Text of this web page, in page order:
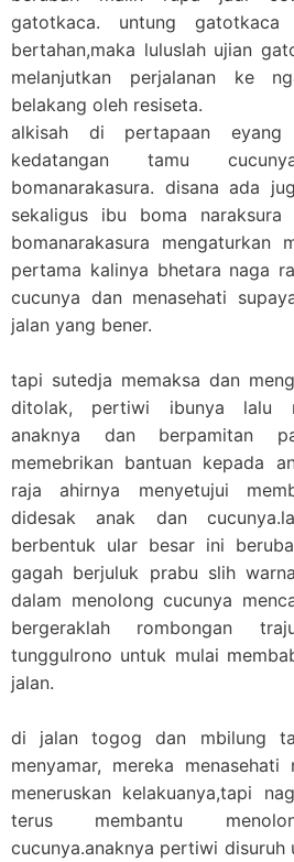
gatotkaca. untung
bertahan,maka luluslah ujian
melanjutkan perjalanan ke
belakang oleh resiseta.
alkisah di pertapaan
kedatangan tamu
bomanarakasura. disana ada
sekaligus ibu boma
bomanarakasura mengaturkan
pertama kalinya bhetara naga
cucunya dan menasehati
jalan yang bener.
tapi sutedja memaksa dan
ditolak, pertiwi ibunya lalu
anaknya dan berpamitan
memebrikan bantuan kepada
raja ahirnya menyetujui
didesak anak dan
berbentuk ular besar ini
gagah berjuluk prabu slih
dalam menolong cucunya
bergeraklah rombongan
tunggulrono untuk mulai
jalan.
di jalan togog dan mbilung
menyamar, mereka
meneruskan kelakuanya,tapi
terus membantu
cucunya.anaknya pertiwi